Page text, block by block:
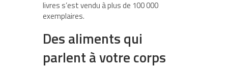
livres s’est vendu à plus de 100 000
exemplaires.
Des aliments qui
parlent à votre corps